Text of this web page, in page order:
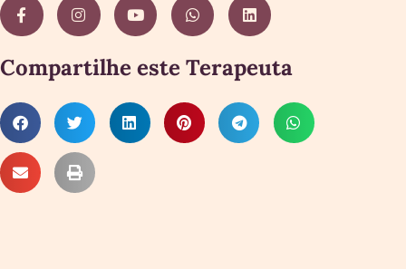
Compartilhe este Terapeuta